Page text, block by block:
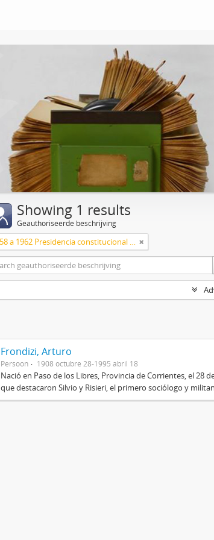
Showing 1 results
Geauthoriseerde beschrijving
Frondizi, Arturo
Persoon 1908 octubre 28-1995 abril 18
Nació en Paso de los Libres, Provincia de Corrientes, el
que destacaron Silvio y Risieri, el primero sociólogo y